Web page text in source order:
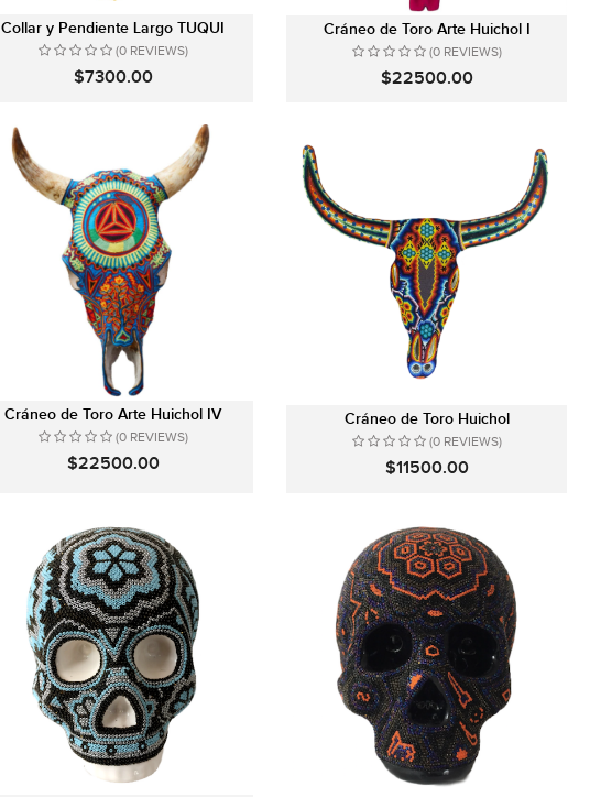
Collar y Pendiente Largo TUQUI
(0 REVIEWS)
$7300.00
Cráneo de Toro Arte Huichol I
(0 REVIEWS)
$22500.00
Cráneo de Toro Arte Huichol IV
(0 REVIEWS)
$22500.00
Cráneo de Toro Huichol
(0 REVIEWS)
$11500.00